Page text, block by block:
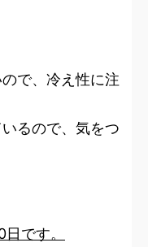
で、冷え性に注
るので、気をつ
です。